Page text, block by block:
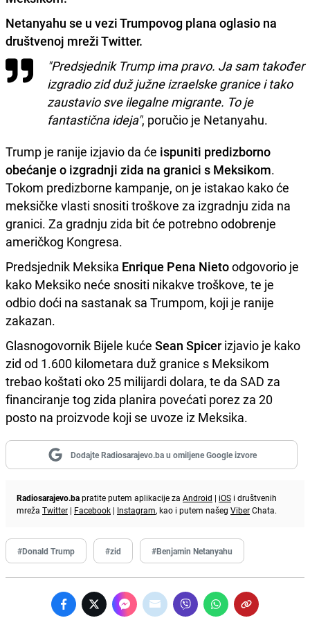
Netanyahu se u veziTrumpovog plana oglasio na
društvenoj mreži Twitter.
"Predsjednik Trump ima pravo. Ja sam također
izgradio zid duž južne izraelske granice i tako
zaustavio sve ilegalne migrante. To je
fantastična ideja", poručio je Netanyahu.
Trump je ranije izjavio da će ispuniti predizborno
obećanje o izgradnji zida na granici s Meksikom.
Tokom predizborne kampanje, on je istakao kako će
meksičke vlasti snositi troškove za izgradnju zida na
granici. Za gradnju zida bit će potrebno odobrenje
američkog Kongresa.
Predsjednik Meksika Enrique Pena Nietoodgovorio je
kako Meksiko neće snositi nikakve troškove, te je
odbio doći na sastanak sa Trumpom, koji je ranije
zakazan.
Glasnogovornik Bijele kuće Sean Spicer izjavio je kako
zid od 1.600 kilometara duž granice s Meksikom
trebao koštati oko 25 milijardi dolara, te da SAD za
financiranje tog zida planira povećati porez za 20
posto na proizvode koji se uvoze iz Meksika.
Dodajte Radiosarajevo.ba u omiljene Google izvore
Radiosarajevo.bapratite putem aplikacije za Android | iOS i društvenih
mreža Twitter | Facebook | Instagram, kao i putem našeg ViberChata.
#Donald Trump #zid #Benjamin Netanyahu